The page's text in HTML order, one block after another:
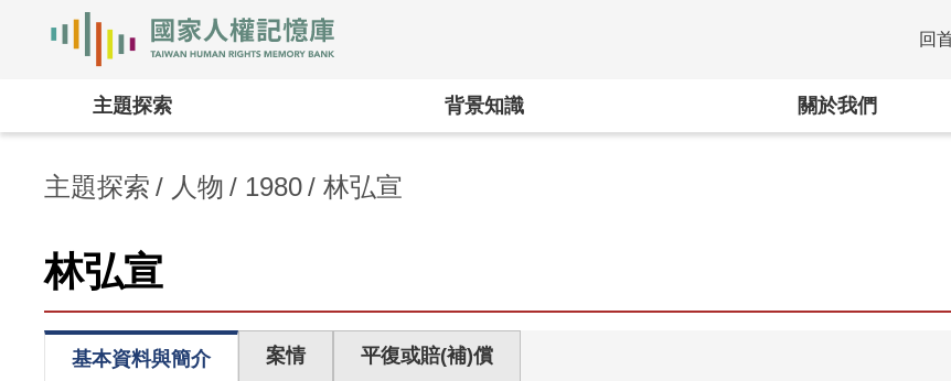
:::
回
主題探索 背景知識 關於我們
主題探索 人物 1980 林弘宣
林弘宣
基本資料與簡介 案情 平復或賠(補)償